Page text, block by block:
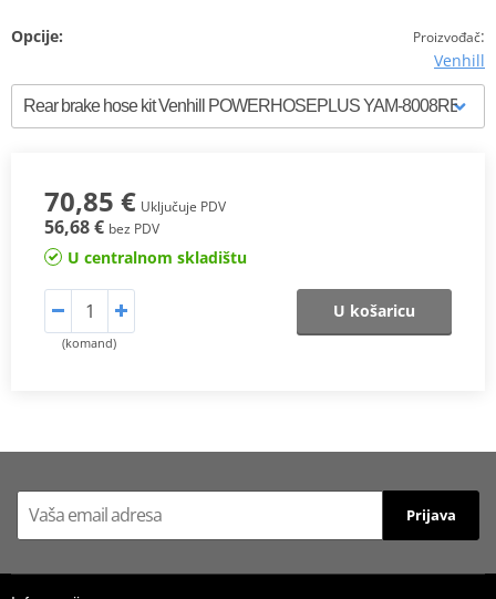
Proizvođač:
Venhill
Opcije:
70,85 € Uključuje PDV
56,68 € bez PDV
U centralnom skladištu
(komand)
U košaricu
Prijava